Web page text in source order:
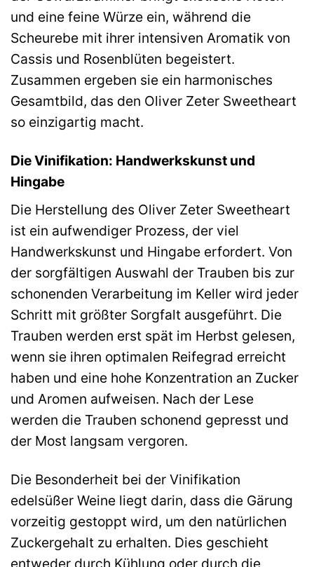
und eine feine Würze ein, während die
Scheurebe mit ihrer intensiven Aromatik von
Cassis und Rosenblüten begeistert.
Zusammen ergeben sie ein harmonisches
Gesamtbild, das den Oliver Zeter Sweetheart
so einzigartig macht.
Die Vinifikation: Handwerkskunst und
Hingabe
Die Herstellung des Oliver Zeter Sweetheart
ist ein aufwendiger Prozess, der viel
Handwerkskunst und Hingabe erfordert. Von
der sorgfältigen Auswahl der Trauben bis zur
schonenden Verarbeitung im Keller wird jeder
Schritt mit größter Sorgfalt ausgeführt. Die
Trauben werden erst spät im Herbst gelesen,
wenn sie ihren optimalen Reifegrad erreicht
haben und eine hohe Konzentration an Zucker
und Aromen aufweisen. Nach der Lese
werden die Trauben schonend gepresst und
der Most langsam vergoren.
Die Besonderheit bei der Vinifikation
edelsüßer Weine liegt darin, dass die Gärung
vorzeitig gestoppt wird, um den natürlichen
Zuckergehalt zu erhalten. Dies geschieht
entweder durch Kühlung oder durch die